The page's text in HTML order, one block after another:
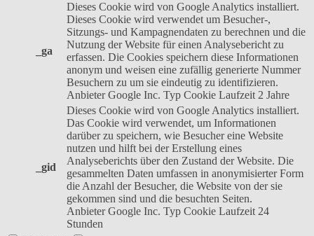
_ga
Dieses Cookie wird von Google Analytics installiert.
Dieses Cookie wird verwendet um Besucher-,
Sitzungs- und Kampagnendaten zu berechnen und die
Nutzung der Website für einen Analysebericht zu
erfassen. Die Cookies speichern diese Informationen
anonym und weisen eine zufällig generierte Nummer
Besuchern zu um sie eindeutig zu identifizieren.
Anbieter Google Inc. Typ Cookie Laufzeit 2 Jahre
_gid
Dieses Cookie wird von Google Analytics installiert.
Das Cookie wird verwendet, um Informationen
darüber zu speichern, wie Besucher eine Website
nutzen und hilft bei der Erstellung eines
Analyseberichts über den Zustand der Website. Die
gesammelten Daten umfassen in anonymisierter Form
die Anzahl der Besucher, die Website von der sie
gekommen sind und die besuchten Seiten.
Anbieter Google Inc. Typ Cookie Laufzeit 24
Stunden